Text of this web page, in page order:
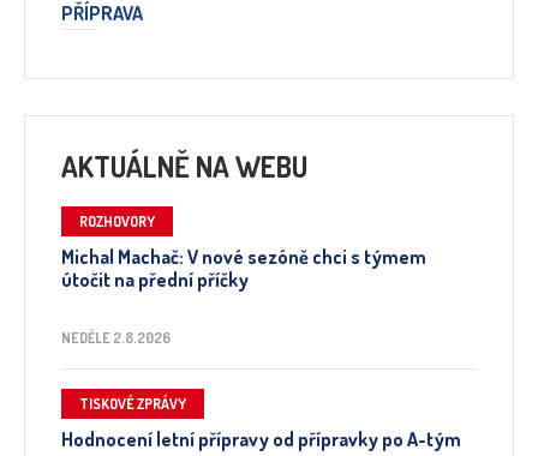
PŘÍPRAVA
AKTUÁLNĚ NA WEBU
ROZHOVORY
Michal Machač: V nové sezóně chci s týmem
útočit na přední příčky
NEDĚLE 2.8.2026
TISKOVÉ ZPRÁVY
Hodnocení letní přípravy od přípravky po A-tým